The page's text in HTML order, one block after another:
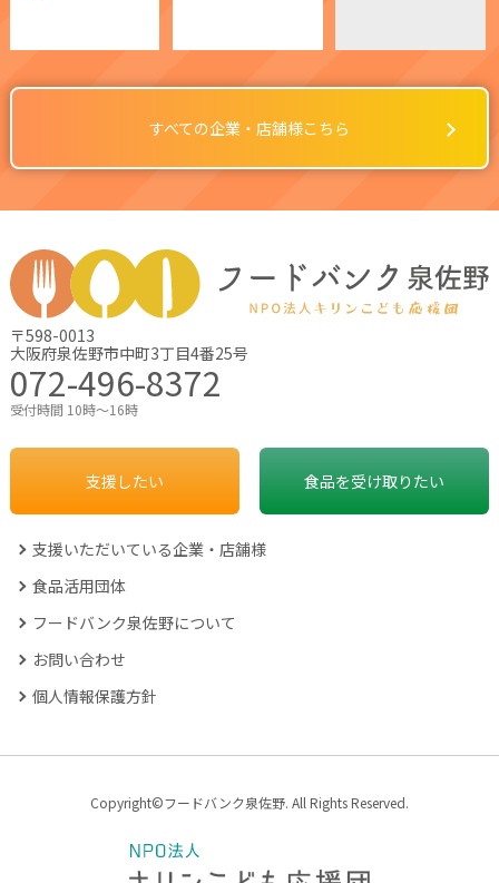
すべての企業・店舗様こちら
〒598-0013
大阪府泉佐野市中町3丁目4番25号
072-496-8372
受付時間 10時～16時
支援したい 食品を受け取りたい
支援いただいている企業・店舗様
食品活用団体
フードバンク泉佐野について
お問い合わせ
個人情報保護方針
Copyright©フードバンク泉佐野. All Rights Reserved.